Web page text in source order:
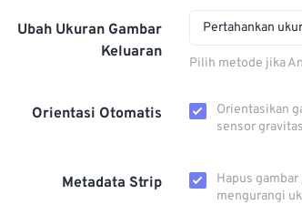
Ubah Ukuran Gambar
Keluaran
Pertahankan
Pilih metode jika
Orientasi Otomatis
Orientasikan
sensor
Metadata Strip
Hapus
mengurangi